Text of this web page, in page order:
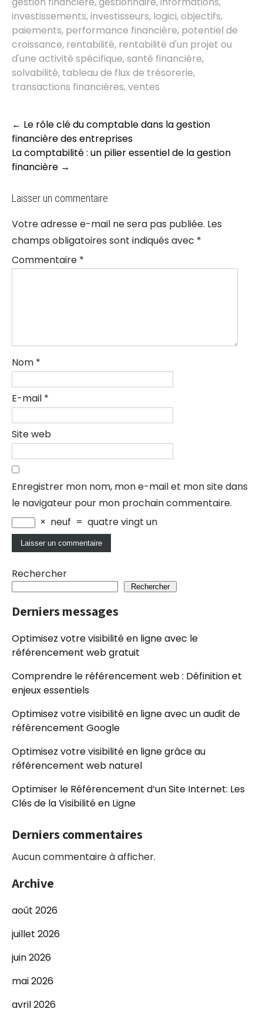
investissements,investisseurs, logici,objectifs,
paiements, performance financière, potentiel de
croissance, rentabilité, rentabilité d'un projet ou
d'une activité spécifique,santé financière,
solvabilité, tableau de flux de trésorerie,
transactions financières,ventes
Post
navigation
← Le rôle clé du comptable dans la gestion
financière des entreprises
La comptabilité : un pilier essentiel de la gestion
financière →
Laisser un commentaire
Votre adresse e-mail ne sera pas publiée. Les
champs obligatoires sont indiqués avec *
Commentaire *
Nom *
E-mail *
Site web
Enregistrer mon nom, mon e-mail et mon site dans
le navigateur pour mon prochain commentaire.
× neuf = quatre vingt un
Rechercher
Rechercher
Derniers messages
Optimisez votre visibilité en ligne avec le
référencement web gratuit
Comprendre le référencement web : Définition et
enjeux essentiels
Optimisez votre visibilité en ligne avec un audit de
référencement Google
Optimisez votre visibilité en ligne grâce au
référencement web naturel
Optimiser le Référencement d’un Site Internet: Les
Clés de la Visibilité en Ligne
Derniers commentaires
Aucun commentaire à afficher.
Archive
août 2026
juillet 2026
juin 2026
mai 2026
avril 2026